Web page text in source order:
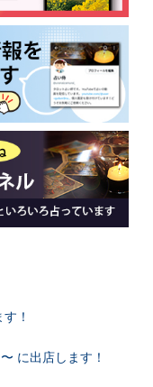
！
に出店します！